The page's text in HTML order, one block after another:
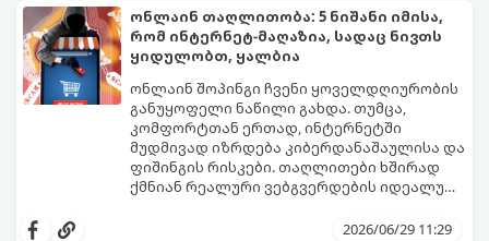
მარტივად და კანონის სრული დაცვით
მიღებაში.
ონლაინ თაღლითობა: 5 ნიშანი იმისა,
რომ ინტერნეტ-მაღაზია, სადაც ნივთს
ყიდულობთ, ყალბია
ონლაინ შოპინგი ჩვენი ყოველდღიურობის
განუყოფელი ნაწილი გახდა. თუმცა,
კომფორტთან ერთად, ინტერნეტში
მუდმივად იზრდება კიბერდანაშაულისა და
ფიშინგის რისკები. თაღლითები ხშირად
ქმნიან რეალური ვებგვერდების იდეალურ
მაღაზიებს, რომელთა ერთადერთი მიზანი
კიბერთაღლითობის მსხვერპლი, ნივთის
2026/06/29 11:29